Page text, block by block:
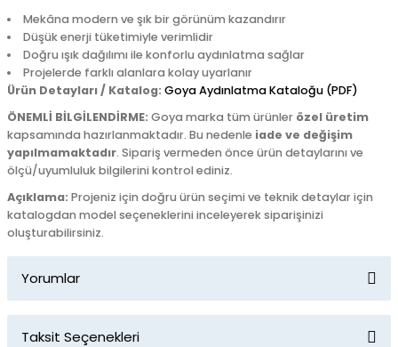
Mekâna modern ve şık bir görünüm kazandırır
Düşük enerji tüketimiyle verimlidir
Doğru ışık dağılımı ile konforlu aydınlatma sağlar
Projelerde farklı alanlara kolay uyarlanır
Ürün Detayları / Katalog: Goya Aydınlatma Kataloğu (PDF)
ÖNEMLİ BİLGİLENDİRME: Goya marka tüm ürünler özel üretim
kapsamında hazırlanmaktadır. Bu nedenle iade ve değişim
yapılmamaktadır. Sipariş vermeden önce ürün detaylarını ve
ölçü/uyumluluk bilgilerini kontrol ediniz.
Açıklama: Projeniz için doğru ürün seçimi ve teknik detaylar için
katalogdan model seçeneklerini inceleyerek siparişinizi
oluşturabilirsiniz.
Yorumlar
Taksit Seçenekleri